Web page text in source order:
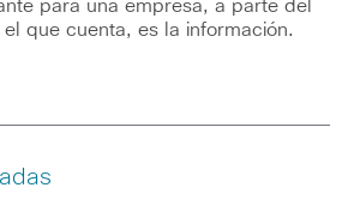
para una empresa, a parte del
que cuenta, es la información.